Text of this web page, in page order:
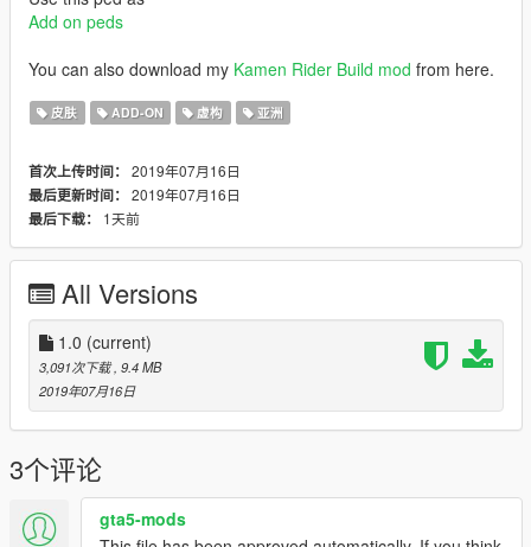
Add on peds
You can also download my Kamen Rider Build mod from here.
皮肤 ADD-ON 虚构 亚洲
首次上传时间： 2019年07月16日
最后更新时间： 2019年07月16日
最后下载：
1天前
All Versions
1.0 (current)
3,091次下载 , 9.4 MB
2019年07月16日
3个评论
gta5-mods